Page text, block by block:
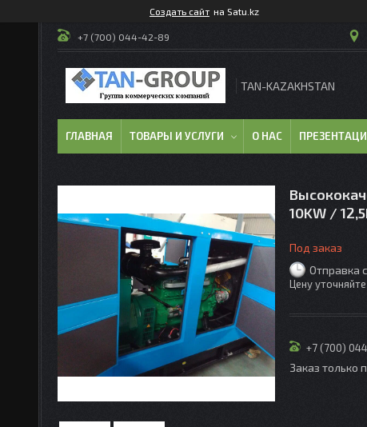
Создать сайт на Satu.kz
+7 (700) 044-42-89
TAN-KAZAKHSTAN
ГЛАВНАЯ ТОВАРЫ И УСЛУГИ О НАС
10KW /
Под заказ
Отправка
Цену уточняйте
+7 (700)
Заказ только